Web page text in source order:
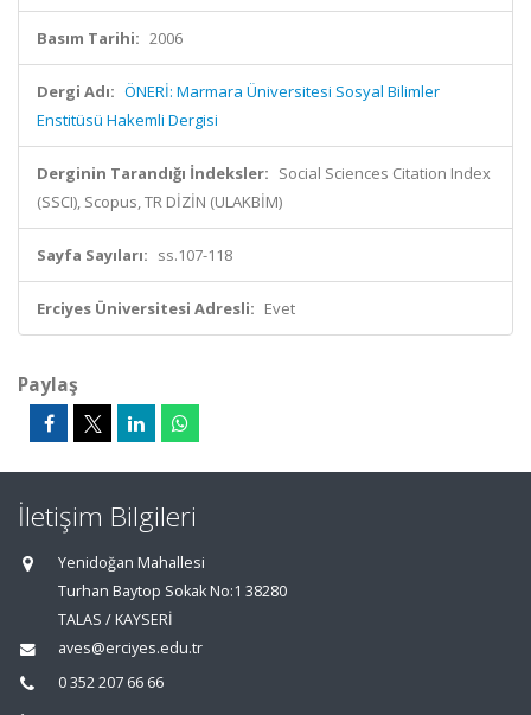
Basım Tarihi: 2006
Dergi Adı: ÖNERİ: Marmara Üniversitesi Sosyal Bilimler
Enstitüsü Hakemli Dergisi
Derginin Tarandığı İndeksler: Social Sciences Citation Index
(SSCI), Scopus, TR DİZİN (ULAKBİM)
Sayfa Sayıları: ss.107-118
Erciyes Üniversitesi Adresli: Evet
Paylaş
İletişim Bilgileri
Yenidoğan Mahallesi
Turhan Baytop Sokak No:1 38280
TALAS / KAYSERİ
aves@erciyes.edu.tr
0 352 207 66 66